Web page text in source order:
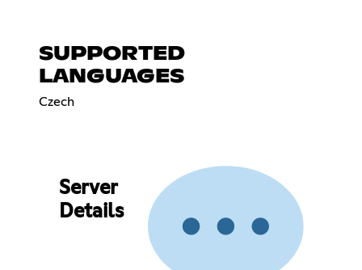
SUPPORTED
LANGUAGES
Czech
Server
Details